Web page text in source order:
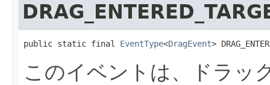
public static final EventType<DragEvent>
このイベントは、ドラッ